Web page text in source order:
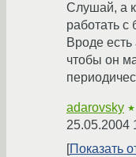
Слушай, а
работать
Вроде есть
чтобы он
adarovsky
25.05.2004
Показать